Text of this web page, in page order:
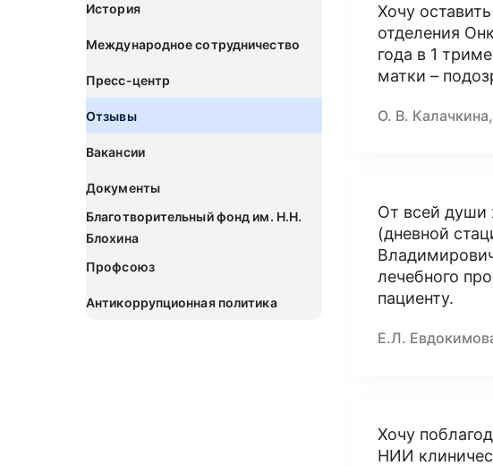
История
Международное сотрудничество
Пресс-центр
Отзывы
Вакансии
Документы
Благотворительный фонд им. Н.Н.
Блохина
Профсоюз
Антикоррупционная политика
Хочу
отделения
года в 1
матки –
О. В.
От всей души
(дневной
лечебного
пациенту.
Е.Л.
Хочу
НИИ